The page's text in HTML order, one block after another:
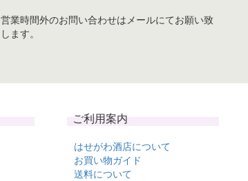
営業時間外のお問い合わせはメールにてお願い致
します。
ご利用案内
はせがわ酒店について
お買い物ガイド
送料について